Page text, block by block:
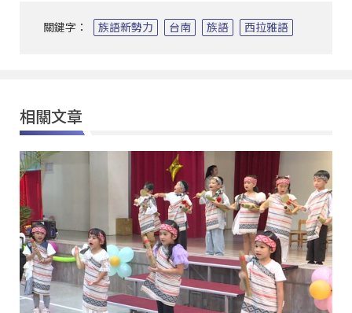
關鍵字： 族語新勢力 台南 族語 西拉雅語
相關文章